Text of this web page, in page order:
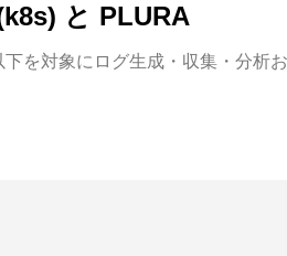
と PLURA
を対象にログ生成・収集・分析